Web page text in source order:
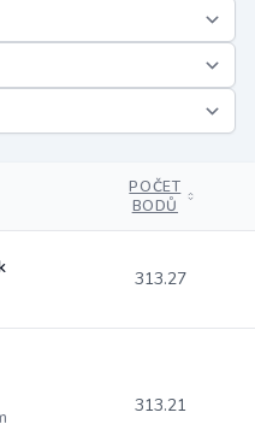
POČET
BODŮ
313.27
313.21